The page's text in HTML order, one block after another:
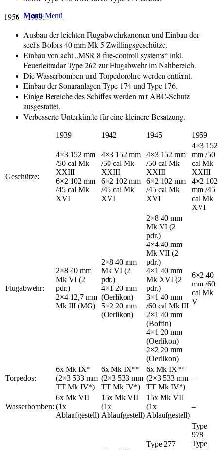
Menü Menü
1956 – 1959:
Ausbau der leichten Flugabwehrkanonen und Einbau der
sechs Bofors 40 mm Mk 5 Zwillingsgeschütze.
Einbau von acht „MSR 8 fire-controll systems“ inkl.
Feuerleitradar Type 262 zur Flugabwehr im Nahbereich.
Die Wasserbomben und Torpedorohre werden entfernt.
Einbau der Sonaranlagen Type 174 und Type 176.
Einige Bereiche des Schiffes werden mit ABC-Schutz
ausgestattet.
Verbesserte Unterkünfte für eine kleinere Besatzung.
1939 1942 1945 1959
Geschütze:
4×3 152 mm
/50 cal Mk
XXIII
6×2 102 mm
/45 cal Mk
XVI
4×3 152 mm
/50 cal Mk
XXIII
6×2 102 mm
/45 cal Mk
XVI
4×3 152 mm
/50 cal Mk
XXIII
6×2 102 mm
/45 cal Mk
XVI
4×3 152
mm /50
cal Mk
XXIII
4×2 102
mm /45
cal Mk
XVI
Flugabwehr:
2×8 40 mm
Mk VI (2
pdr.)
2×4 12,7 mm
Mk III (MG)
2×8 40 mm
Mk VI (2
pdr.)
4×1 20 mm
(Oerlikon)
5×2 20 mm
(Oerlikon)
2×8 40 mm
Mk VI (2
pdr.)
4×4 40 mm
Mk VII (2
pdr.)
4×1 40 mm
Mk XVI (2
pdr.)
3×1 40 mm
/60 cal Mk III
2×1 40 mm
(Boffin)
4×1 20 mm
(Oerlikon)
2×2 20 mm
(Oerlikon)
6×2 40
mm /60
cal Mk
V
Torpedos:
6x Mk IX*
(2×3 533 mm
TT Mk IV*)
6x Mk IX**
(2×3 533 mm
TT Mk IV*)
6x Mk IX**
(2×3 533 mm
TT Mk IV*)
–
Wasserbomben:
6x Mk VII
(1x
Ablaufgestell)
15x Mk VII
(1x
Ablaufgestell)
15x Mk VII
(1x
Ablaufgestell)
–
Type 277
Type
978
Type